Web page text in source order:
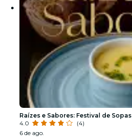
Raízes e Sabores: Festival de Sopas
4.0
(4)
6 de ago.